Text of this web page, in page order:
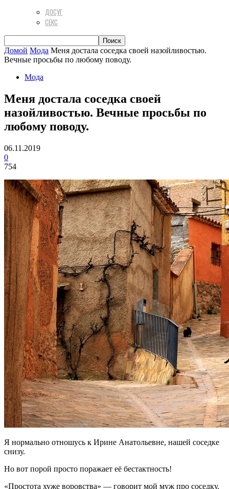
ДОСУГ
СЕКС
Домой Мода Меня достала соседка своей назойливостью.
Вечные просьбы по любому поводу.
Мода
Меня достала соседка своей
назойливостью. Вечные просьбы по
любому поводу.
06.11.2019
0
754
Я нормально отношусь к Ирине Анатольевне, нашей соседке
снизу.
Но вот порой просто поражает её бестактность!
«Простота хуже воровства» — говорит мой муж про соседку.